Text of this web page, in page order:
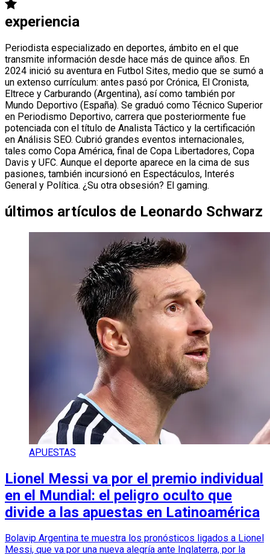
experiencia
Periodista especializado en deportes, ámbito en el que
transmite información desde hace más de quince años. En
2024 inició su aventura en Futbol Sites, medio que se sumó a
un extenso currículum: antes pasó por Crónica, El Cronista,
Eltrece y Carburando (Argentina), así como también por
Mundo Deportivo (España). Se graduó como Técnico Superior
en Periodismo Deportivo, carrera que posteriormente fue
potenciada con el título de Analista Táctico y la certificación
en Análisis SEO. Cubrió grandes eventos internacionales,
tales como Copa América, final de Copa Libertadores, Copa
Davis y UFC. Aunque el deporte aparece en la cima de sus
pasiones, también incursionó en Espectáculos, Interés
General y Política. ¿Su otra obsesión? El gaming.
últimos artículos de Leonardo Schwarz
APUESTAS
Lionel Messi va por el premio individual
en el Mundial: el peligro oculto que
divide a las apuestas en Latinoamérica
Bolavip Argentina te muestra los pronósticos ligados a Lionel
Messi, que va por una nueva alegría ante Inglaterra, por la